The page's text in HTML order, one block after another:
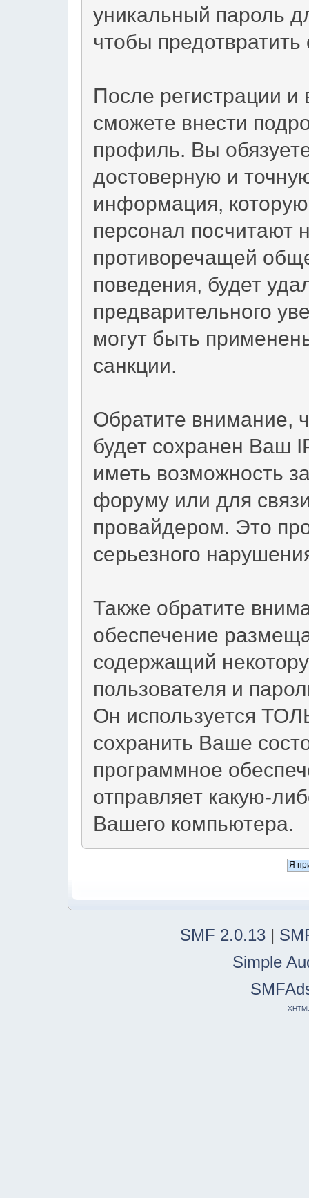
уникальный пароль
чтобы предотвратить
После регистрации
сможете внести
профиль. Вы
достоверную и
информация,
персонал посчитают
противоречащей
поведения, будет
предварительного
могут быть
санкции.
Обратите внимание,
будет сохранен Ваш
иметь возможность
форуму или для
провайдером. Это
серьезного
Также обратите
обеспечение
содержащий
пользователя и
Он используется
сохранить Ваше
программное
отправляет какую-
Вашего компьютера.
SMF 2.0.13 |
Simple